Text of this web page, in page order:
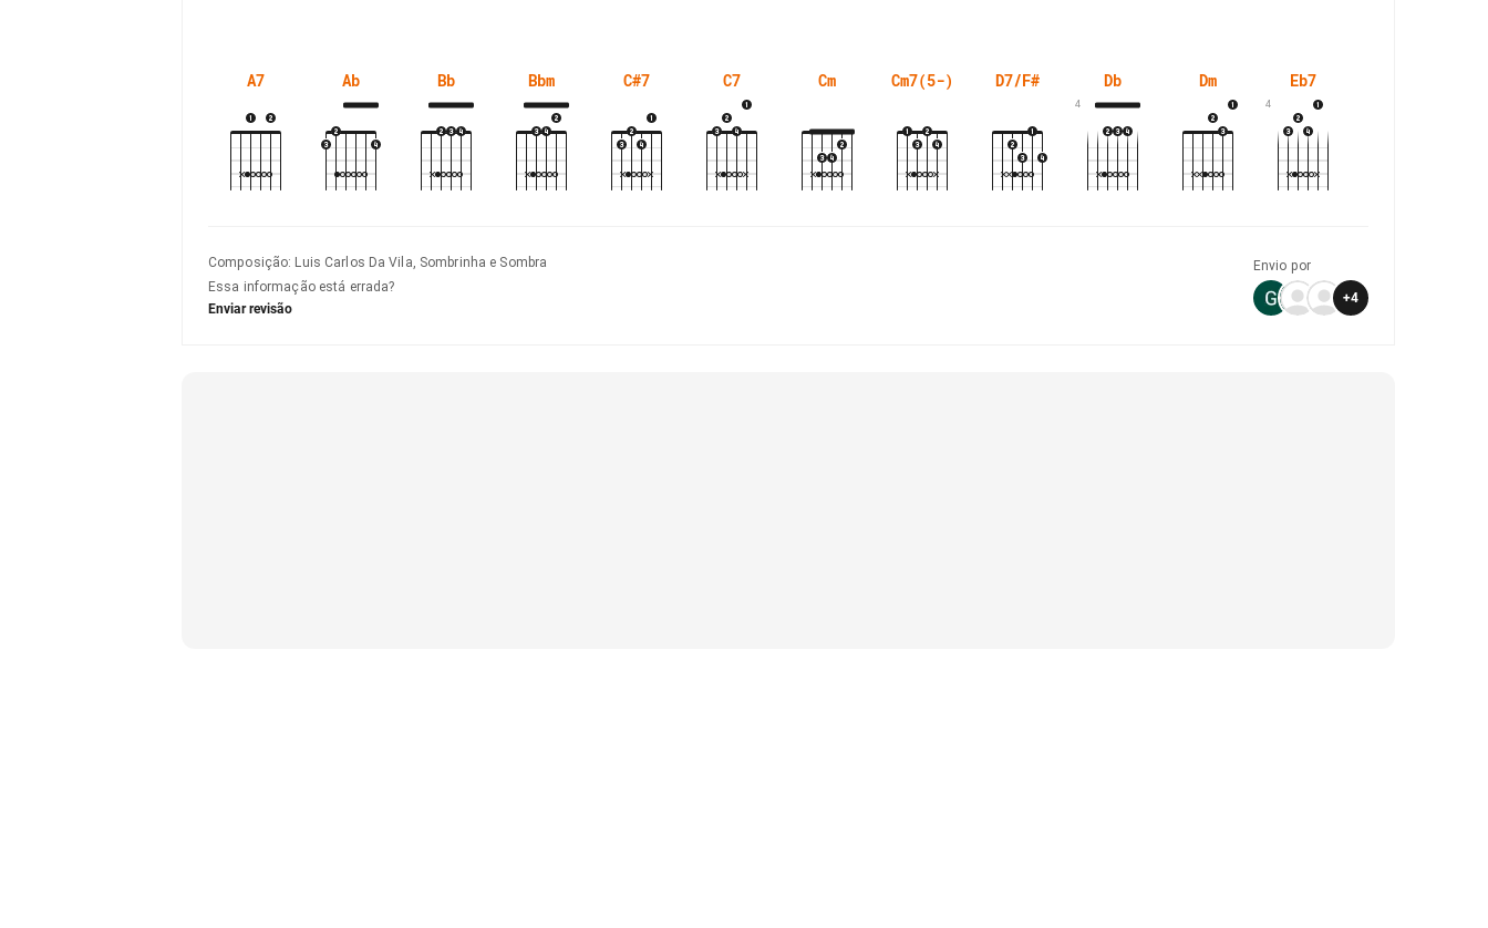
A7 Ab Bb Bbm C#7 C7 Cm Cm7(5-) D7/F# Db
4
Dm Eb7
4
Composição: Luis Carlos Da Vila, Sombrinha e Sombra
Essa informação está errada?
Enviar revisão
Envio por
+4